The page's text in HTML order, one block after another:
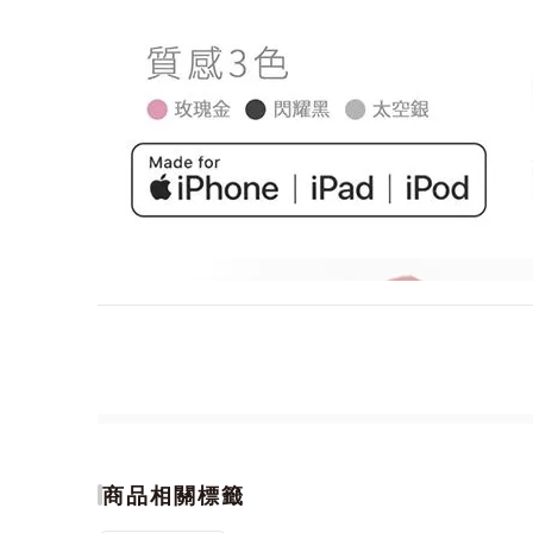
商品相關標籤